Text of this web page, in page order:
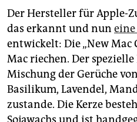
Der Hersteller für Apple-
das erkannt und nun eine
entwickelt: Die „New Mac
Mac riechen. Der
Mischung der Gerüche
Basilikum, Lavendel,
zustande. Die Kerze